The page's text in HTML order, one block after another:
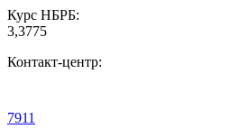
Курс НБРБ:
3,3775
Контакт-центр:
7911